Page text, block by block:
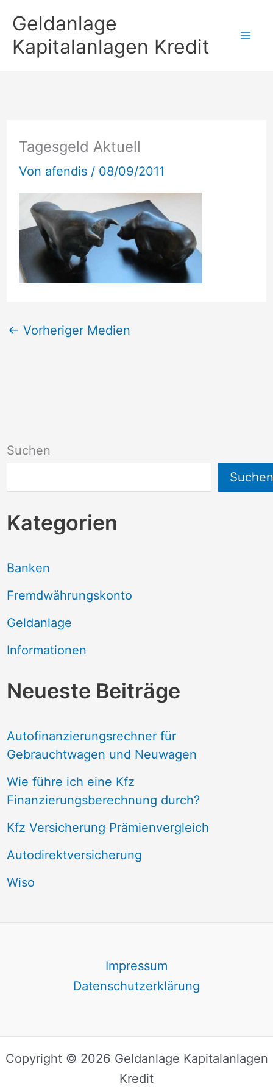
Inhalt
springen
Geldanlage
Kapitalanlagen Kredit
Suchen
Suchen
Kategorien
Banken
Fremdwährungskonto
Geldanlage
Informationen
Neueste Beiträge
Autofinanzierungsrechner für
Gebrauchtwagen und Neuwagen
Wie führe ich eine Kfz
Finanzierungsberechnung durch?
Kfz Versicherung Prämienvergleich
Autodirektversicherung
Wiso
Tagesgeld Aktuell
Von afendis / 08/09/2011
← Vorheriger Medien
Impressum
Datenschutzerklärung
Copyright © 2026 Geldanlage Kapitalanlagen
Kredit